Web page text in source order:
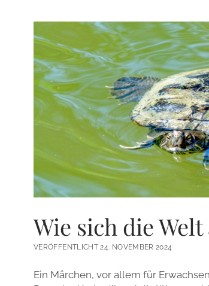
Wie sich die
VERÖFFENTLICHT 24. NOVEMBER 2024
Ein Märchen, vor allem für